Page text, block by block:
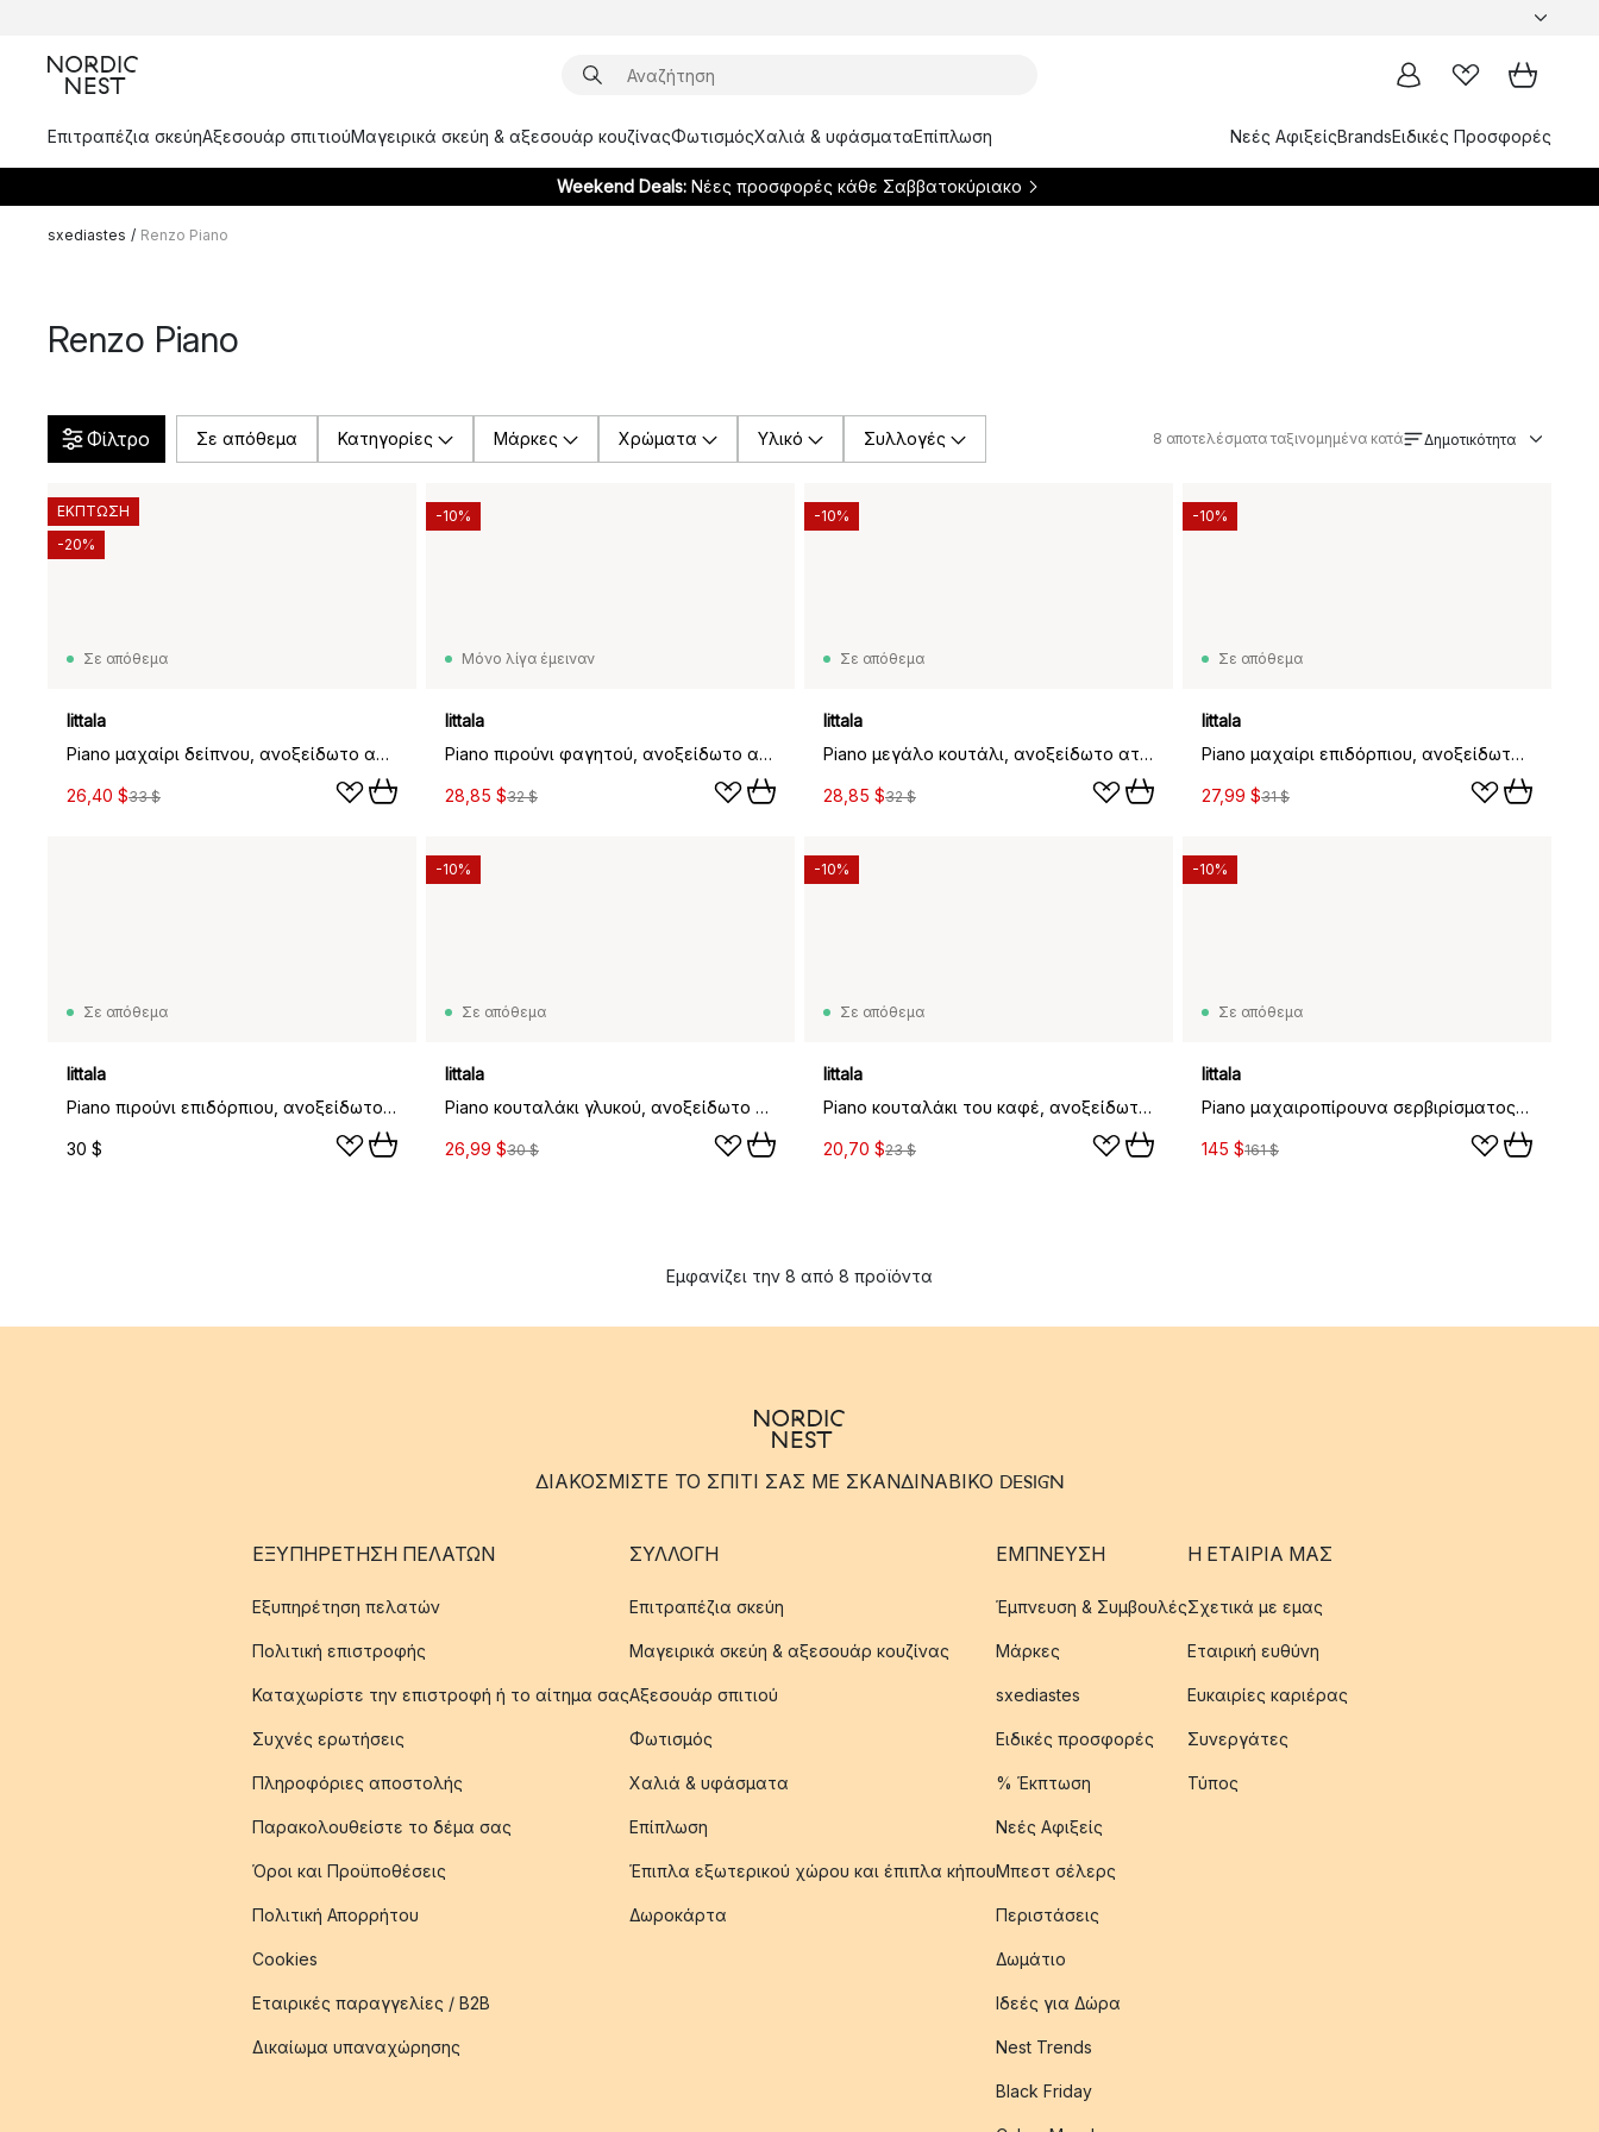
Επιτραπέζια σκεύηΑξεσουάρ σπιτιούΜαγειρικά σκεύη & αξεσουάρ κουζίναςΦωτισμόςΧαλιά & υφάσματαΕπίπλωση Νεές ΑφιξείςBrandsΕιδικές Προσφορές
Weekend Deals: Νέες προσφορές κάθε Σαββατοκύριακο
sxediastes / Renzo Piano
Renzo Piano
Φίλτρο Σε απόθεμα Κατηγορίες Μάρκες Χρώματα Υλικό Συλλογές 8 αποτελέσματα ταξινομημένα κατά Δημοτικότητα
Σε απόθεμα
Iittala
Piano μαχαίρι δείπνου, ανοξείδωτο ατσάλι
26,40 $33 $
ΕΚΠΤΩΣΗ
-20%
Μόνο λίγα έμειναν
Iittala
Piano πιρούνι φαγητού, ανοξείδωτο ατσάλι
28,85 $32 $
-10%
Σε απόθεμα
Iittala
Piano μεγάλο κουτάλι, ανοξείδωτο ατσάλι
28,85 $32 $
-10%
Σε απόθεμα
Iittala
Piano μαχαίρι επιδόρπιου, ανοξείδωτο ατσάλι
27,99 $31 $
-10%
Σε απόθεμα
Iittala
Piano πιρούνι επιδόρπιου, ανοξείδωτο ατσάλι
30 $
Σε απόθεμα
Iittala
Piano κουταλάκι γλυκού, ανοξείδωτο ατσάλι
26,99 $30 $
-10%
Σε απόθεμα
Iittala
Piano κουταλάκι του καφέ, ανοξείδωτο ατσάλι
20,70 $23 $
-10%
Σε απόθεμα
Iittala
Piano μαχαιροπίρουνα σερβιρίσματος 2 τεμάχια, Ανοξείδωτο ατσάλι-ξύλο
145 $161 $
-10%
Εμφανίζει την 8 από 8 προϊόντα
ΔΙΑΚΟΣΜΙΣΤΕ ΤΟ ΣΠΙΤΙ ΣΑΣ ΜΕ ΣΚΑΝΔΙΝΑΒΙΚΟ DESIGN
ΕΞΥΠΗΡΈΤΗΣΗ ΠΕΛΑΤΏΝ
Εξυπηρέτηση πελατών
Πολιτική επιστροφής
Καταχωρίστε την επιστροφή ή το αίτημα σας
Συχνές ερωτήσεις
Πληροφόριες αποστολής
Παρακολουθείστε το δέμα σας
Όροι και Προϋποθέσεις
Πολιτική Απορρήτου
Cookies
Εταιρικές παραγγελίες / B2B
Δικαίωμα υπαναχώρησης
ΣΥΛΛΟΓΉ
Επιτραπέζια σκεύη
Μαγειρικά σκεύη & αξεσουάρ κουζίνας
Αξεσουάρ σπιτιού
Φωτισμός
Χαλιά & υφάσματα
Επίπλωση
Έπιπλα εξωτερικού χώρου και έπιπλα κήπου
Δωροκάρτα
ΈΜΠΝΕΥΣΗ
Έμπνευση & Συμβουλές
Μάρκες
sxediastes
Ειδικές προσφορές
% Έκπτωση
Νεές Αφιξείς
Μπεστ σέλερς
Περιστάσεις
Δωμάτιο
Ιδεές για Δώρα
Nest Trends
Black Friday
Η ΕΤΑΊΡΙΑ ΜΑΣ
Σχετικά με εμας
Εταιρική ευθύνη
Ευκαιρίες καριέρας
Συνεργάτες
Τύπος